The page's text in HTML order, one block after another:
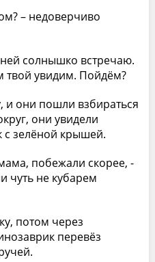
– недоверчиво
солнышко встречаю.
твой увидим. Пойдём?
и они пошли взбираться
они увидели
с зелёной крышей.
побежали скорее, -
чуть не кубарем
потом через
перевёз